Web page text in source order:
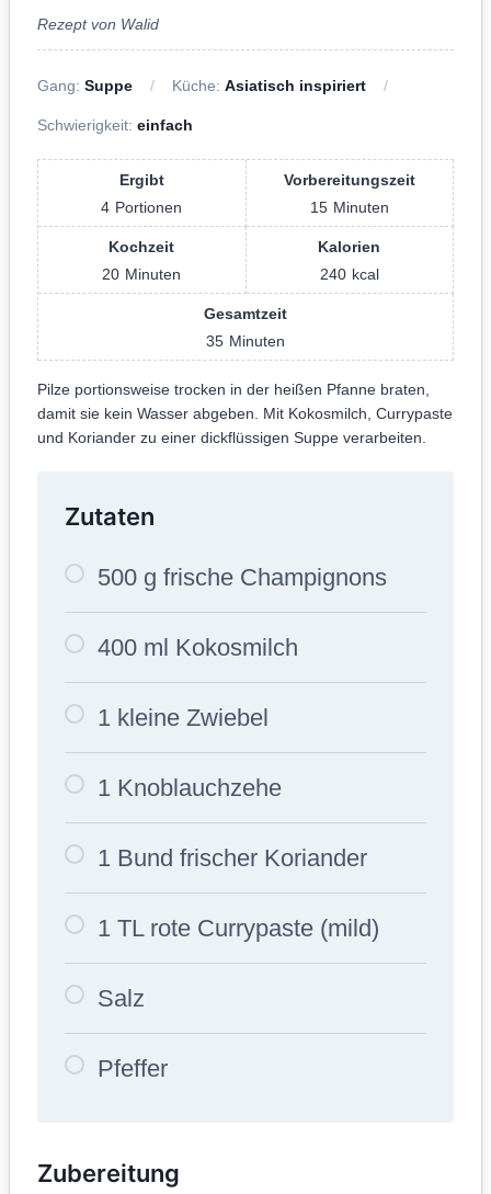
Rezept von Walid
Gang: Suppe Küche: Asiatisch inspiriert
Schwierigkeit: einfach
Ergibt
4 Portionen
Vorbereitungszeit
15 Minuten
Kochzeit
20 Minuten
Kalorien
240 kcal
Gesamtzeit
35 Minuten
Pilze portionsweise trocken in der heißen Pfanne braten,
damit sie kein Wasser abgeben. Mit Kokosmilch, Currypaste
und Koriander zu einer dickflüssigen Suppe verarbeiten.
Zutaten
500 g frische Champignons
400 ml Kokosmilch
1 kleine Zwiebel
1 Knoblauchzehe
1 Bund frischer Koriander
1 TL rote Currypaste (mild)
Salz
Pfeffer
Zubereitung